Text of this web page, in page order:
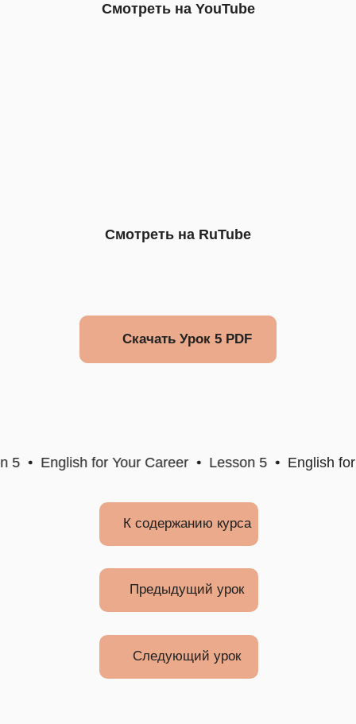
Смотреть на YouTube
Смотреть на RuTube
Скачать Урок 5 PDF
English for Your Career Lesson 5 English for
К содержанию курса
Следующий урок
Предыдущий урок